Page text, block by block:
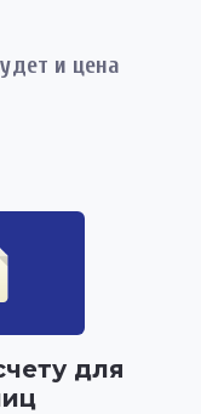
и цена
для